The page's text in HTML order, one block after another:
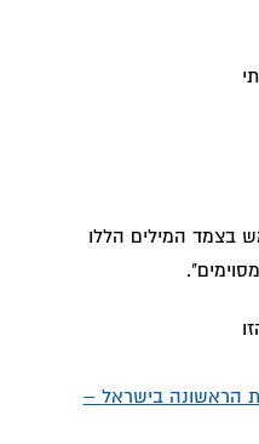
בצמד המילים הללו
הראשונה בישראל –